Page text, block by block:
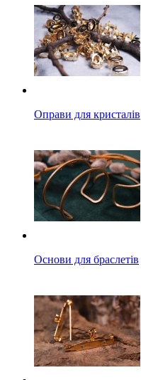
Оправи для кристалів
Основи для браслетів